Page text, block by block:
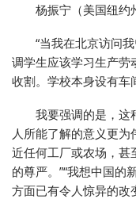
杨振宁（美国纽约
“当我在北京访问
调学生应该学习生产劳
收割。学校本身设有车
我要强调的是，这
人所能了解的意义更
近任何工厂或农场，甚
的尊严。”“我想中国的
方面已有令人惊异的改